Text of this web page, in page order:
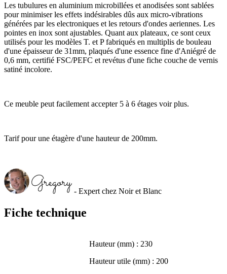
Fiche technique
Hauteur (mm) : 230
Hauteur utile (mm) : 200
Les tubulures en aluminium microbillées et anodisées sont sablées
pour minimiser les effets indésirables dûs aux micro-vibrations
générées par les electroniques et les retours d'ondes aeriennes. Les
pointes en inox sont ajustables. Quant aux plateaux, ce sont ceux
utilisés pour les modèles T. et P fabriqués en multiplis de bouleau
d'une épaisseur de 31mm, plaqués d'une essence fine d'Aniégré de
0,6 mm, certifié FSC/PEFC et revétus d'une fiche couche de vernis
satiné incolore.
Ce meuble peut facilement accepter 5 à 6 étages voir plus.
Tarif pour une étagère d'une hauteur de 200mm.
- Expert chez Noir et Blanc